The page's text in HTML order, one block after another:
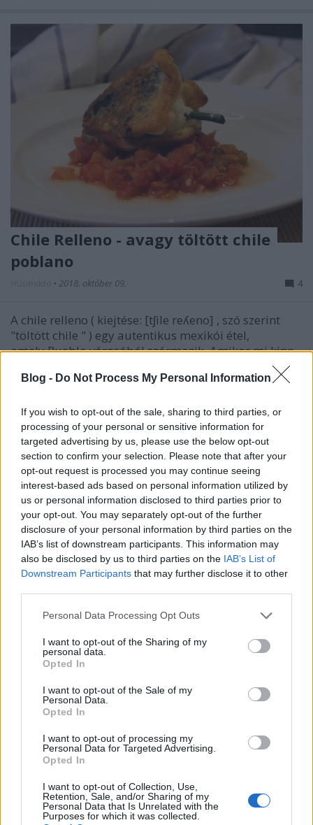
Blog - Do Not Process My Personal Information
If you wish to opt-out of the sale, sharing to third parties, or
processing of your personal or sensitive information for
targeted advertising by us, please use the below opt-out
section to confirm your selection. Please note that after your
opt-out request is processed you may continue seeing
interest-based ads based on personal information utilized by
us or personal information disclosed to third parties prior to
your opt-out. You may separately opt-out of the further
disclosure of your personal information by third parties on the
IAB’s list of downstream participants. This information may
also be disclosed by us to third parties on the IAB’s List of
Downstream Participants that may further disclose it to other
Please note that this website/app uses one or more Google
not limited to your visit or usage behaviour. You may click to
grant or deny consent to Google and its third-party tags to
use your data for below specified purposes in below Google
consent section.
Personal Data Processing Opt Outs
I want to opt-out of the Sharing of my
personal data.
Opted In
I want to opt-out of the Sale of my
Personal Data.
Opted In
I want to opt-out of processing my
Personal Data for Targeted Advertising.
Opted In
I want to opt-out of Collection, Use,
Retention, Sale, and/or Sharing of my
Personal Data that Is Unrelated with the
Purposes for which it was collected.
Chile Relleno - avagy töltött chile
poblano
• 2018. október 09. 4
A chile relleno ( kiejtése: [tʃile reʎeno] , szó szerint
"töltött chile " ) egy autentikus mexikói étel,
amely Puebla városából származik. Amikor mi kinn
voltunk, akkor a házigazdánk, Emese mesélte, hogy
maga a poblano paprika is fontos alapanyag a
Sopa Azteca - Azték leves
Húsimádó•2018. április 05.
Azt hiszem természetes, hogy két hét utazás, evés-
ivás után a mexikói élmények receptekben is
megjelennek a blogon, aminek most első receptjét
olvashatjátok. Ez az étel - ahogy látjátok is - egy
jellegzetes fogás, az Azték leves - szerintem kb olyan
népszerűségnek örvend, mint nálunk a gulyásleves.…